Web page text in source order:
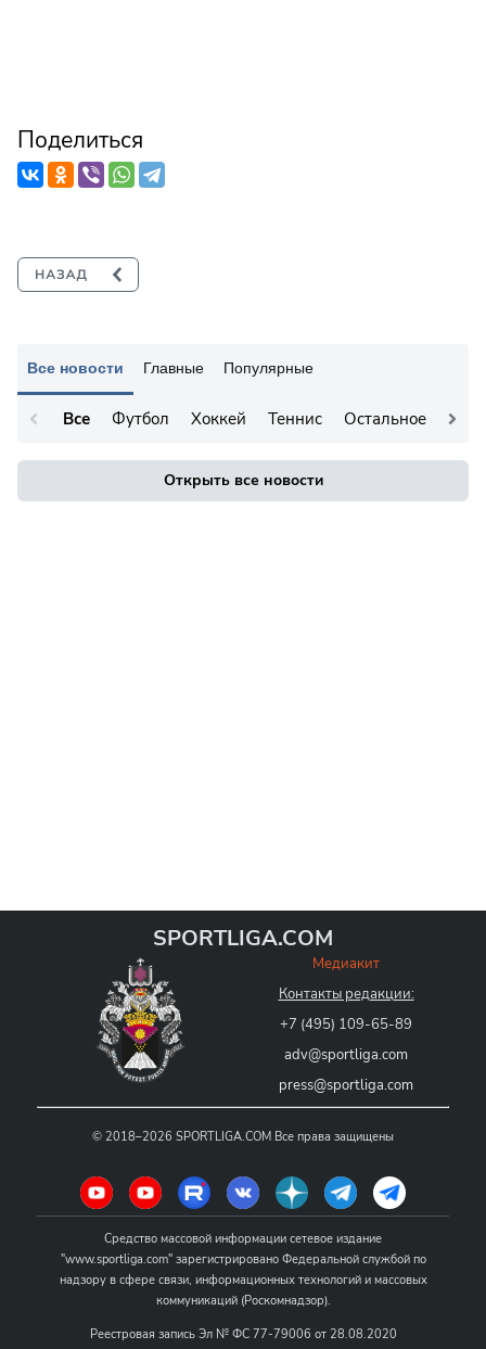
Все новости Главные Популярные
Все Футбол Хоккей Теннис Остальное
Открыть все новости
Поделиться
SPORTLIGA.COM
Медиакит
Контакты редакции:
+7 (495) 109-65-89
adv@sportliga.com
press@sportliga.com
© 2018–2026 SPORTLIGA.COM Все права защищены
Средство массовой информации сетевое издание
"www.sportliga.com" зарегистрировано Федеральной службой по
надзору в сфере связи, информационных технологий и массовых
коммуникаций (Роскомнадзор).
Реестровая запись Эл № ФС 77-79006 от 28.08.2020